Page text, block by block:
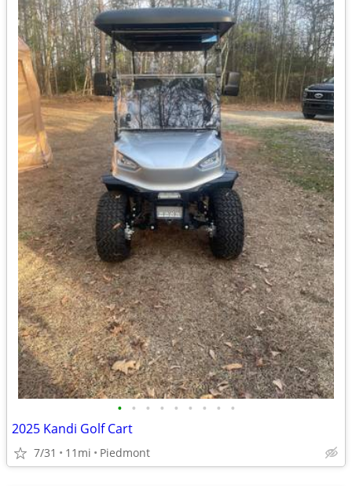
• • • • • • • • •
2025 Kandi Golf Cart
7/31 11mi Piedmont